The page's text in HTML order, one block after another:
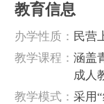
教育信息
‌办学性质‌： 民营
‌教学课程‌： 涵盖
成人
‌教学模式‌： 采用